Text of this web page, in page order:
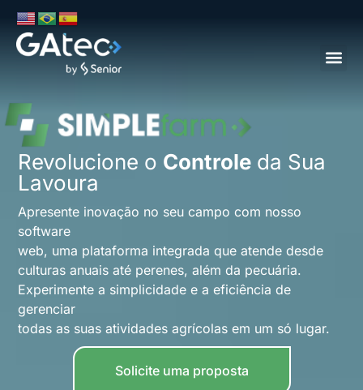
Revolucione o Controle da Sua
Lavoura
Apresente inovação no seu campo com nosso
software
web, uma plataforma integrada que atende desde
culturas anuais até perenes, além da pecuária.
Experimente a simplicidade e a eficiência de
gerenciar
todas as suas atividades agrícolas em um só lugar.
Solicite uma proposta